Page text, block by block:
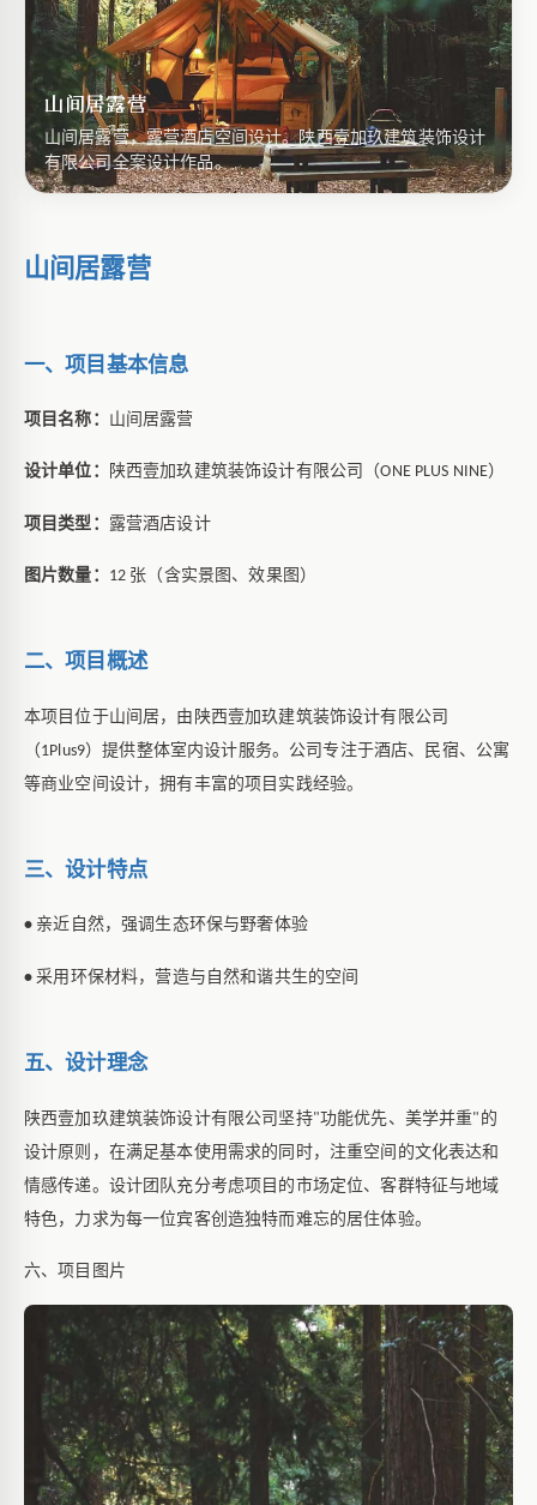
山间居露营
山间居露营，露营酒店空间设计。陕西壹加玖建筑装饰设计
有限公司全案设计作品。
山间居露营
一、项目基本信息
项目名称： 山间居露营
设计单位： 陕西壹加玖建筑装饰设计有限公司（ONE PLUS NINE）
项目类型： 露营酒店设计
图片数量： 12 张（含实景图、效果图）
二、项目概述
本项目位于山间居，由陕西壹加玖建筑装饰设计有限公司
（1Plus9）提供整体室内设计服务。公司专注于酒店、民宿、公寓
等商业空间设计，拥有丰富的项目实践经验。
三、设计特点
• 亲近自然，强调生态环保与野奢体验
•采用环保材料，营造与自然和谐共生的空间
五、设计理念
陕西壹加玖建筑装饰设计有限公司坚持"功能优先、美学并重" 的
设计原则，在满足基本使用需求的同时，注重空间的文化表达和
情感传递。设计团队充分考虑项目的市场定位、客群特征与地域
特色，力求为每一位宾客创造独特而难忘的居住体验。
六、项目图片